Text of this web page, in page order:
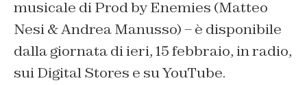
musicale di Prod by Enemies (Matteo
Nesi & Andrea Manusso) – è disponibile
dalla giornata di ieri, 15 febbraio, in radio,
sui Digital Stores e su YouTube.